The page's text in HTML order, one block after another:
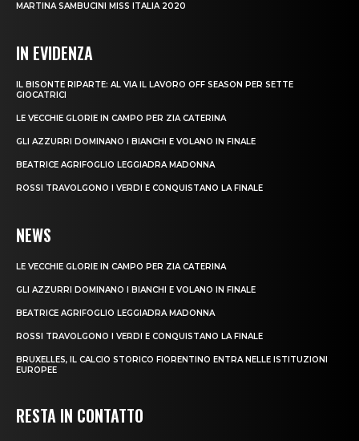
MARTINA SAMBUCINI MISS ITALIA 2020
IN EVIDENZA
IL BISONTE RIPARTE: AL VIA IL LAVORO OFF SEASON PER SETTE
GIOCATRICI
LE VECCHIE GLORIE IN CAMPO PER ZIA CATERINA
GLI AZZURRI DOMINANO I BIANCHI E VOLANO IN FINALE
BEATRICE AGRIFOGLIO LEGGIADRA MADONNA
ROSSI TRAVOLGONO I VERDI E CONQUISTANO LA FINALE
NEWS
LE VECCHIE GLORIE IN CAMPO PER ZIA CATERINA
GLI AZZURRI DOMINANO I BIANCHI E VOLANO IN FINALE
BEATRICE AGRIFOGLIO LEGGIADRA MADONNA
ROSSI TRAVOLGONO I VERDI E CONQUISTANO LA FINALE
BRUXELLES, IL CALCIO STORICO FIORENTINO ENTRA NELLE ISTITUZIONI
EUROPEE
RESTA IN CONTATTO